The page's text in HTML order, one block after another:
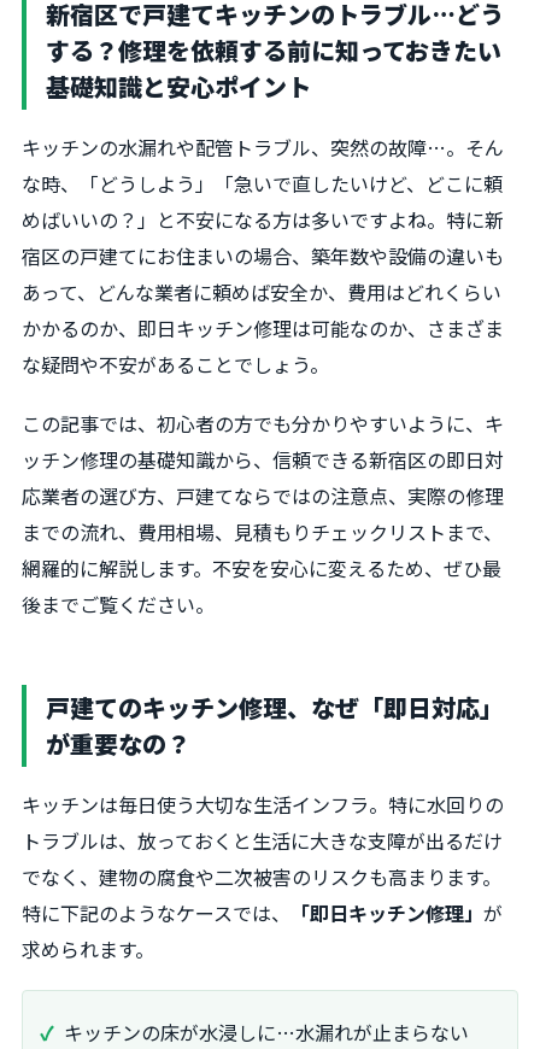
新宿区で戸建てキッチンのトラブル…どう
する？修理を依頼する前に知っておきたい
基礎知識と安心ポイント
キッチンの水漏れや配管トラブル、突然の故障…。そん
な時、「どうしよう」「急いで直したいけど、どこに頼
めばいいの？」と不安になる方は多いですよね。特に新
宿区の戸建てにお住まいの場合、築年数や設備の違いも
あって、どんな業者に頼めば安全か、費用はどれくらい
かかるのか、即日キッチン修理は可能なのか、さまざま
な疑問や不安があることでしょう。
この記事では、初心者の方でも分かりやすいように、キ
ッチン修理の基礎知識から、信頼できる新宿区の即日対
応業者の選び方、戸建てならではの注意点、実際の修理
までの流れ、費用相場、見積もりチェックリストまで、
網羅的に解説します。不安を安心に変えるため、ぜひ最
後までご覧ください。
戸建てのキッチン修理、なぜ「即日対応」
が重要なの？
キッチンは毎日使う大切な生活インフラ。特に水回りの
トラブルは、放っておくと生活に大きな支障が出るだけ
でなく、建物の腐食や二次被害のリスクも高まります。
特に下記のようなケースでは、
「即日キッチン修理」 が
求められます。
キッチンの床が水浸しに…水漏れが止まらない